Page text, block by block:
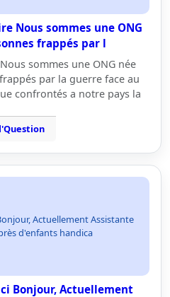
Nous sommes une ONG
frappés par l
sommes une ONG née
par la guerre face au
confrontés a notre pays la
Actuellement Assistante
d'enfants handica
Bonjour, Actuellement